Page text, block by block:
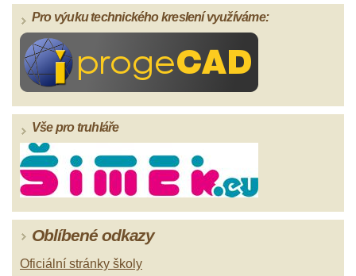
Pro výuku technického kreslení využíváme:
Vše pro truhláře
Oblíbené odkazy
Oficiální stránky školy